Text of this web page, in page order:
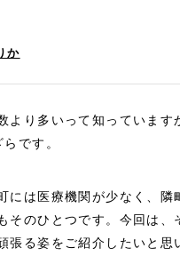
か
より多いって知っていま
です。
には医療機関が少なく、
そのひとつです。今回は
張る姿をご紹介したいと思